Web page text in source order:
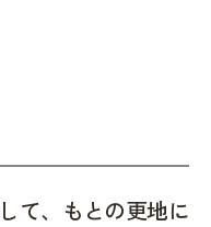
て、もとの更地に